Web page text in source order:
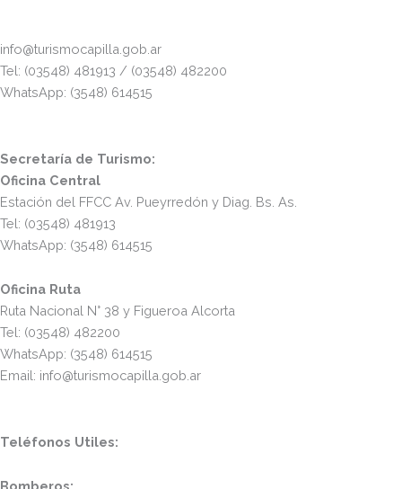
info@turismocapilla.gob.ar
Tel: (03548) 481913 / (03548) 482200
WhatsApp: (3548) 614515
Secretaría de Turismo:
Oficina Central
Estación del FFCC Av. Pueyrredón y Diag. Bs. As.
Tel: (03548) 481913
WhatsApp: (3548) 614515
Oficina Ruta
Ruta Nacional N° 38 y Figueroa Alcorta
Tel: (03548) 482200
WhatsApp: (3548) 614515
Email: info@turismocapilla.gob.ar
Teléfonos Utiles: